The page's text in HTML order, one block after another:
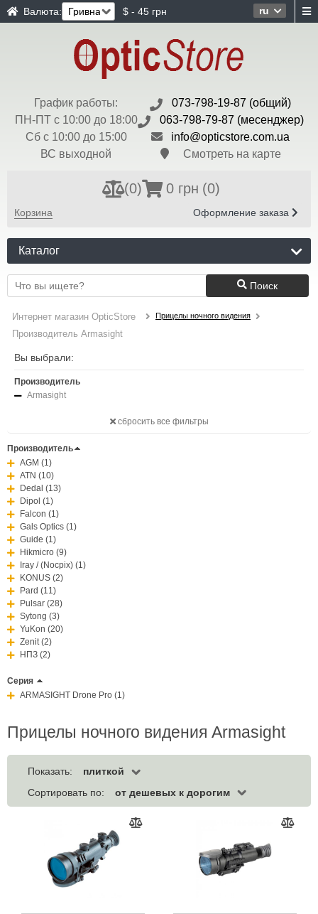
ru
Валюта: $ - 45 грн
График работы:
ПН-ПТ с 10:00 до 18:00
Сб с 10:00 до 15:00
ВС выходной
073-798-19-87 (общий)
063-798-79-87 (месенджер)
info@opticstore.com.ua
Смотреть на карте
(0) 0 грн (0)
Корзина Оформление заказа
Каталог
Поиск
Интернет магазин OpticStore Прицелы ночного видения
Производитель Armasight
Вы выбрали:
Производитель
Armasight
сбросить все фильтры
Производитель
AGM (1)
ATN (10)
Dedal (13)
Dipol (1)
Falcon (1)
Gals Optics (1)
Guide (1)
Hikmicro (9)
Iray / (Nocpix) (1)
KONUS (2)
Pard (11)
Pulsar (28)
Sytong (3)
YuKon (20)
Zenit (2)
НПЗ (2)
Серия
ARMASIGHT Drone Pro (1)
Прицелы ночного видения Armasight
Показать:
плиткой
Сортировать по:
от дешевых к дорогим